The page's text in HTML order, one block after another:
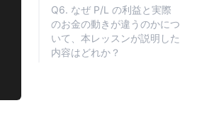
Q6. なぜ P/L の利益と実際
のお金の動きが違うのかにつ
いて、本レッスンが説明した
内容はどれか？